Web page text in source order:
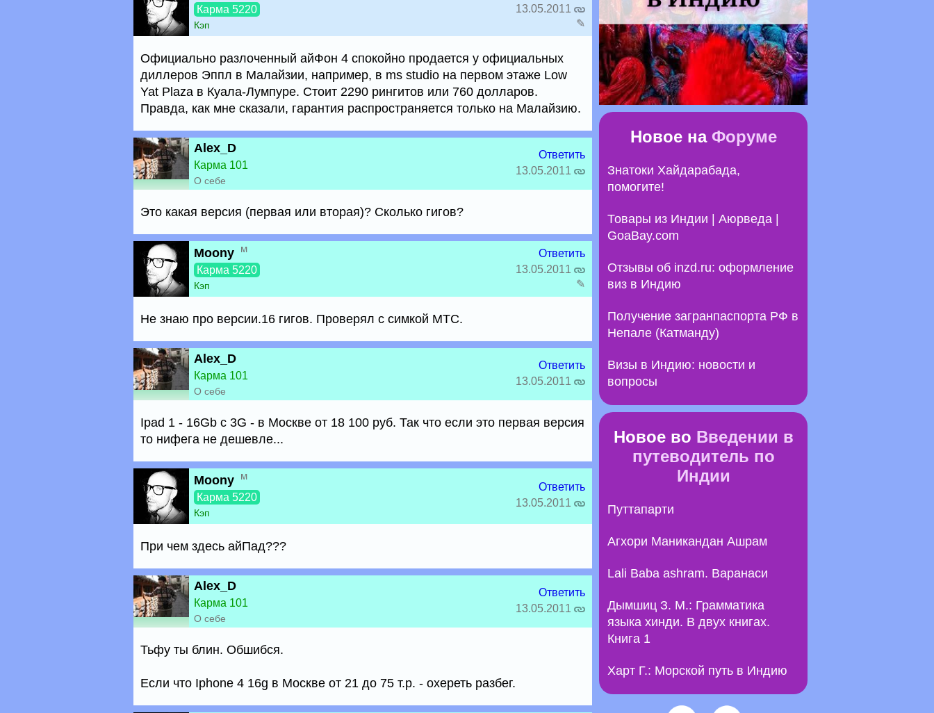
Карма 5220
Кэп
13.05.2011
✎
Официально разлоченный айФон 4 спокойно продается у официальных
диллеров Эппл в Малайзии, например, в ms studio на первом этаже Low
Yat Plaza в Куала-Лумпуре. Стоит 2290 рингитов или 760 долларов.
Правда, как мне сказали, гарантия распространяется только на Малайзию.
Alex_D
Карма 101
О себе
Ответить
13.05.2011
Это какая версия (первая или вторая)? Сколько гигов?
Moony м
Карма 5220
Кэп
Ответить
13.05.2011
✎
Не знаю про версии.16 гигов. Проверял с симкой МТС.
Alex_D
Карма 101
О себе
Ответить
13.05.2011
Ipad 1 - 16Gb с 3G - в Москве от 18 100 руб. Так что если это первая версия
то нифега не дешевле...
Moony м
Карма 5220
Кэп
Ответить
13.05.2011
При чем здесь айПад???
Alex_D
Карма 101
О себе
Ответить
13.05.2011
Тьфу ты блин. Обшибся.
Если что Iphone 4 16g в Москве от 21 до 75 т.р. - охереть разбег.
Новое на Форуме
Знатоки Хайдарабада,
помогите!
Товары из Индии | Аюрведа |
GoaBay.com
Отзывы об inzd.ru: оформление
виз в Индию
Получение загранпаспорта РФ в
Непале (Катманду)
Визы в Индию: новости и
вопросы
Новое во Введении в
путеводитель по
Индии
Путтапарти
Агхори Маникандан Ашрам
Lali Baba ashram. Варанаси
Дымшиц З. М.: Грамматика
языка хинди. В двух книгах.
Книга 1
Харт Г.: Морской путь в Индию